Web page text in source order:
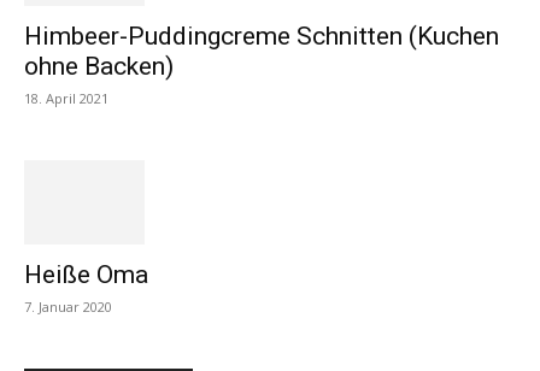
Himbeer-Puddingcreme Schnitten (Kuchen
ohne Backen)
18. April 2021
Heiße Oma
7. Januar 2020